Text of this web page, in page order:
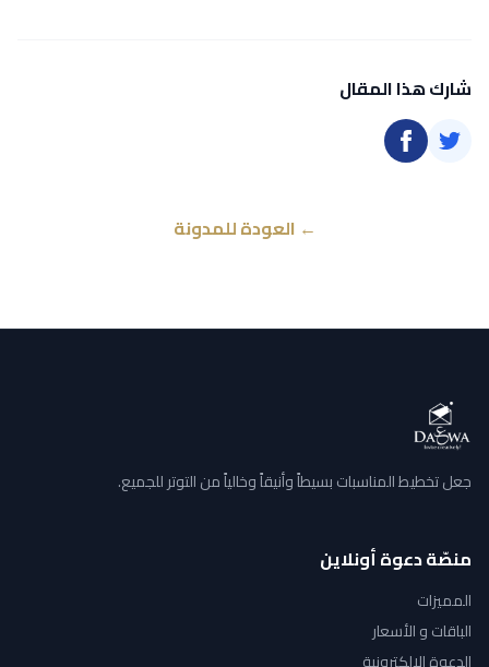
شارك هذا المقال
← العودة للمدونة
جعل تخطيط المناسبات بسيطاً وأنيقاً وخالياً من التوتر للجميع.
منصّة دعوة أونلاين
المميزات
الباقات و الأسعار